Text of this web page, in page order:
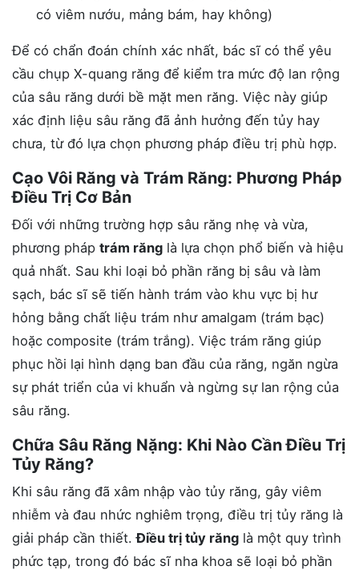
có viêm nướu, mảng bám, hay không)
Để có chẩn đoán chính xác nhất, bác sĩ có thể yêu
cầu chụp X-quang răng để kiểm tra mức độ lan rộng
của sâu răng dưới bề mặt men răng. Việc này giúp
xác định liệu sâu răng đã ảnh hưởng đến tủy hay
chưa, từ đó lựa chọn phương pháp điều trị phù hợp.
Cạo Vôi Răng và Trám Răng: Phương Pháp
Điều Trị Cơ Bản
Đối với những trường hợp sâu răng nhẹ và vừa,
phương pháp trám răng là lựa chọn phổ biến và hiệu
quả nhất. Sau khi loại bỏ phần răng bị sâu và làm
sạch, bác sĩ sẽ tiến hành trám vào khu vực bị hư
hỏng bằng chất liệu trám như amalgam (trám bạc)
hoặc composite (trám trắng). Việc trám răng giúp
phục hồi lại hình dạng ban đầu của răng, ngăn ngừa
sự phát triển của vi khuẩn và ngừng sự lan rộng của
sâu răng.
Chữa Sâu Răng Nặng: Khi Nào Cần Điều Trị
Tủy Răng?
Khi sâu răng đã xâm nhập vào tủy răng, gây viêm
nhiễm và đau nhức nghiêm trọng, điều trị tủy răng là
giải pháp cần thiết.Điều trị tủy răng là một quy trình
phức tạp, trong đó bác sĩ nha khoa sẽ loại bỏ phần